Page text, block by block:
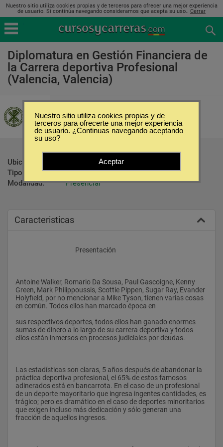
Nuestro sitio utiliza cookies propias y de terceros para ofrecer una mejor experiencia
de usuario. Si continúa navegando consideramos que acepta su uso.. Cerrar
Diplomatura en Gestión Financiera de
la Carrera deportiva Profesional
(Valencia, Valencia)
Universidad Católica de Valencia
Ubicación:
Valencia - Valencia
Tipo:
Diplomados
Modalidad:
Presencial
Caracteristicas
					Presentación
Antoine Walker, Romario Da Sousa, Paul Gascoigne, Kenny
Green, Mark Philippoussis, Scottie Pippen, Sugar Ray, Evander
Holyfield, por no mencionar a Mike Tyson, tienen varias cosas
en común. Todos ellos han marcado época en
sus respectivos deportes, todos ellos han ganado enormes
sumas de dinero a lo largo de su carrera deportiva y todos
ellos están inmersos en procesos judiciales por deudas.
Las estadísticas son claras, 5 años después de abandonar la
práctica deportiva profesional, el 65% de estos famosos
adinerados está en bancarrota. En el caso de un profesional
de un deporte mayoritario que ingresa ingentes cantidades, es
trágico; pero es dramático en el caso de deportes minoritarios
que exigen incluso más dedicación y sólo generan una
fracción de aquellos ingresos.
Nuestro sitio utiliza cookies propias y de
terceros para ofrecerte una mejor experiencia
de usuario. ¿Continuas navegando aceptando
su uso?
Aceptar